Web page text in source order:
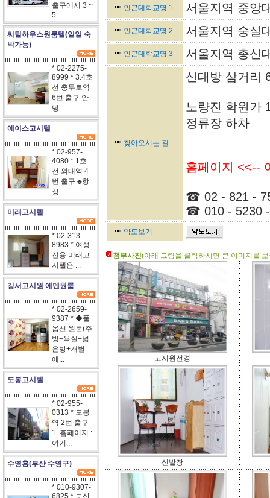
출구에서 3 ~
5...
씨틸하우스원룸텔(일일 숙
박가능)
* 02-2275-
8999 * 3.4호
선 충무로역
6번 출구 안
녕...
에이스고시텔
* 02-957-
4080 * 1호
선 외대역 4
번 출구 ♣항
상...
미래고시텔
* 02-313-
8983 * 여성
전용 미래고
시텔은 ...
강서고시원 에덴원룸
* 02-2659-
9387 * ◆풀
옵션 원룸(주
방+욕실+넓
은방+개별
에...
도봉고시텔
* 02-955-
0313 * 도봉
역 2번 출구
1. 홈페이지 :
여기...
수영홈(부산 수영구)
* 010-9307-
6825 * 부산
인근대학교명 1 서울지역 중앙
인근대학교명 2 서울지역 숭실
인근대학교명 3 서울지역 총신
찾아오시는 길
신대방 삼거리
노량진 학원가
정류장 하차
홈페이지 <<--
☎ 02 - 821 -
☎ 010 - 5230
약도보기
첨부사진(아래 그림을 클릭하시면 큰 이미지를
고시원전경
신발장